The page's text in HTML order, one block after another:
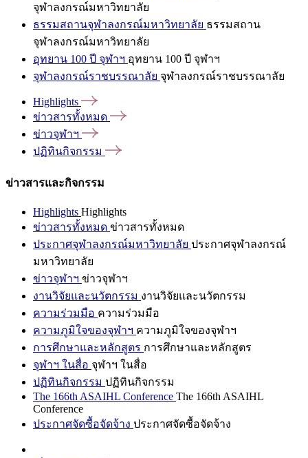
จุฬาลงกรณ์มหาวิทยาลัย
ธรรมสถานจุฬาลงกรณ์มหาวิทยาลัย ธรรมสถาน
จุฬาลงกรณ์มหาวิทยาลัย
อุทยาน 100 ปี จุฬาฯ อุทยาน 100 ปี จุฬาฯ
จุฬาลงกรณ์ราชบรรณาลัย จุฬาลงกรณ์ราชบรรณาลัย
Highlights
ข่าวสารทั้งหมด
ข่าวจุฬาฯ
ปฏิทินกิจกรรม
ข่าวสารและกิจกรรม
Highlights Highlights
ข่าวสารทั้งหมด ข่าวสารทั้งหมด
ประกาศจุฬาลงกรณ์มหาวิทยาลัย ประกาศจุฬาลงกรณ์
มหาวิทยาลัย
ข่าวจุฬาฯ ข่าวจุฬาฯ
งานวิจัยและนวัตกรรม งานวิจัยและนวัตกรรม
ความร่วมมือ ความร่วมมือ
ความภูมิใจของจุฬาฯ ความภูมิใจของจุฬาฯ
การศึกษาและหลักสูตร การศึกษาและหลักสูตร
จุฬาฯ ในสื่อ จุฬาฯ ในสื่อ
ปฏิทินกิจกรรม ปฏิทินกิจกรรม
The 166th ASAIHL Conference The 166th ASAIHL
Conference
ประกาศจัดซื้อจัดจ้าง ประกาศจัดซื้อจัดจ้าง